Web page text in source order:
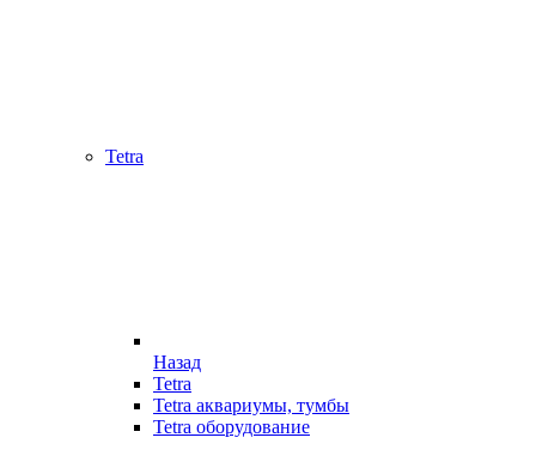
Tetra
Назад
Tetra
Tetra аквариумы, тумбы
Tetra оборудование